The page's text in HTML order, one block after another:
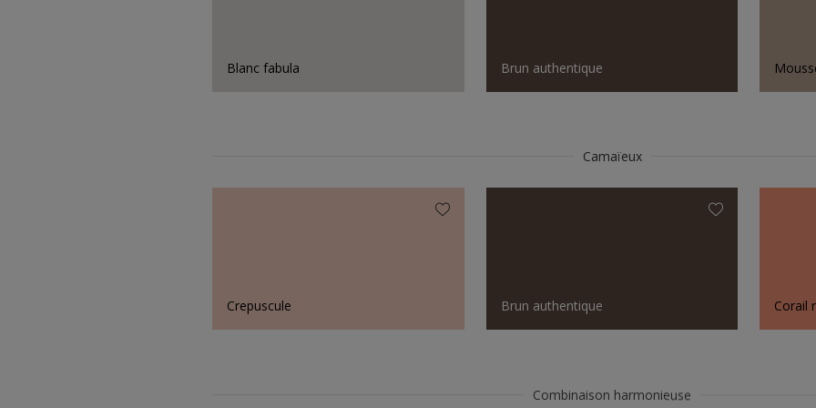
Blanc fabula Brun authentique
Camaïeux
Crepuscule Brun authentique Corail
Combinaison harmonieuse